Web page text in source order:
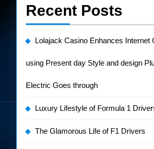
Recent Posts
Lolajack Casino Enhances Internet
using Present day Style and design
Electric Goes through
Luxury Lifestyle of Formula 1
The Glamorous Life of F1 Drivers